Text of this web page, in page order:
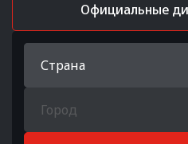
Официальные
Страна
Город